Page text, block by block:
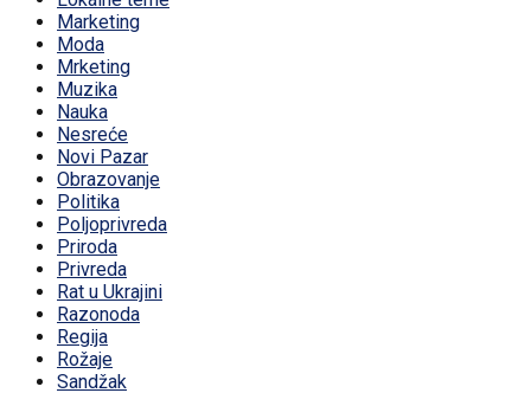
Marketing
Moda
Mrketing
Muzika
Nauka
Nesreće
Novi Pazar
Obrazovanje
Politika
Poljoprivreda
Priroda
Privreda
Rat u Ukrajini
Razonoda
Regija
Rožaje
Sandžak